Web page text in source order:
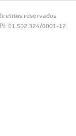
reservados
61.502.324/0001-12